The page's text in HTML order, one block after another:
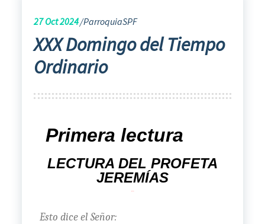
27Oct 2024 ParroquiaSPF
XXX Domingo del Tiempo
Ordinario
Primera lectura
LECTURA DEL PROFETA
JEREMÍAS
Esto dice el Señor: